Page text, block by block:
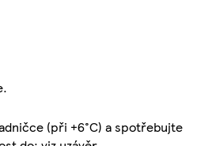
(při +6°C) a spotřebujte